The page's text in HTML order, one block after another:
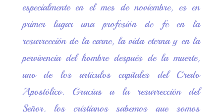
especialmente en el mes de noviembre, es en
primer lugar una profesión de fe en la
resurrección de la carne, la vida eterna y en la
pervivencia del hombre después de la muerte,
uno de los artículos capitales del Credo
Apostólico. Gracias a la resurrección del
Señor, los cristianos sabemos que somos